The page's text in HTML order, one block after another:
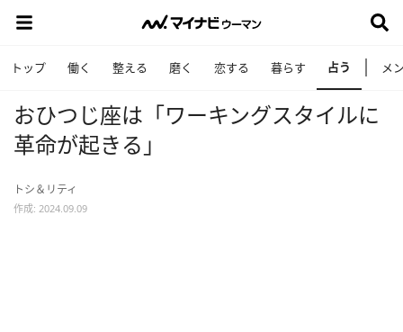
トップ 働く 整える 磨く 恋する 暮らす 占う メ
おひつじ座は「ワーキングスタイルに
革命が起きる」
トシ＆リティ
作成: 2024.09.09